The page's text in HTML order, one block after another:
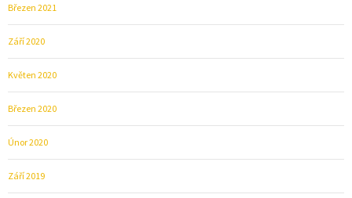
Březen 2021
Září 2020
Květen 2020
Březen 2020
Únor 2020
Září 2019